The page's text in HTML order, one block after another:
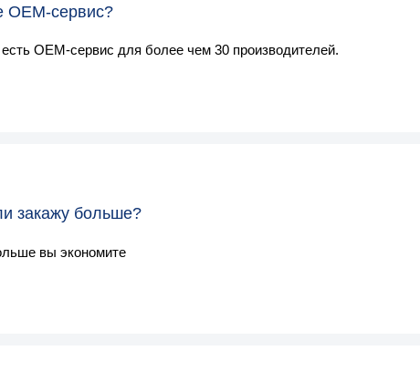
сервис?
OEM-сервис для более чем 30 производителей.
закажу больше?
вы экономите